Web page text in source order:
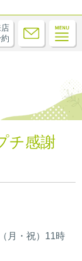
チ感謝
月・祝）11時